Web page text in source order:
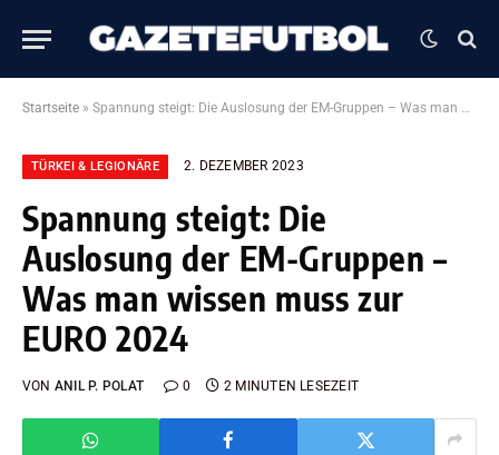
Startseite » Spannung steigt: Die Auslosung der EM-Gruppen – Was man wissen muss zur EURO 2024
TÜRKEI & LEGIONÄRE 2. DEZEMBER 2023
Spannung steigt: Die
Auslosung der EM-Gruppen –
Was man wissen muss zur
EURO 2024
VON ANIL P. POLAT 0 2 MINUTEN LESEZEIT